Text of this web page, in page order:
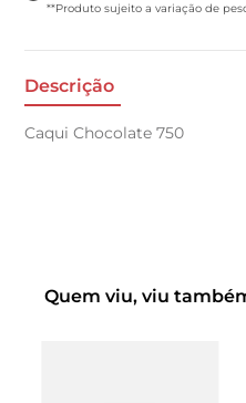
**Produto sujeito a variação de
Descrição
Caqui Chocolate 750
Quem viu, viu